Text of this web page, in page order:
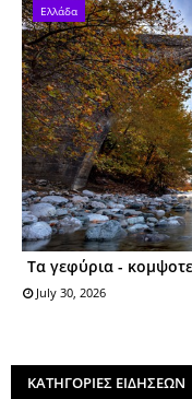
Ελλάδα
Τα γεφύρια -
July 30, 2026
ΚΑΤΗΓΟΡΙΕΣ ΕΙΔΗΣΕΩΝ